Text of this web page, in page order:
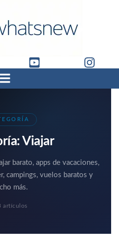
Viajar
barato, apps de vacaciones,
campings, vuelos baratos y
más.
artículos